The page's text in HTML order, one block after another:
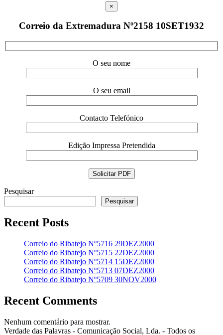
×
Correio da Extremadura Nº2158 10SET1932
O seu nome
O seu email
Contacto Telefónico
Edição Impressa Pretendida
Pesquisar
Pesquisar
Recent Posts
Correio do Ribatejo Nº5716 29DEZ2000
Correio do Ribatejo Nº5715 22DEZ2000
Correio do Ribatejo Nº5714 15DEZ2000
Correio do Ribatejo Nº5713 07DEZ2000
Correio do Ribatejo Nº5709 30NOV2000
Recent Comments
Nenhum comentário para mostrar.
Verdade das Palavras - Comunicação Social, Lda. - Todos os